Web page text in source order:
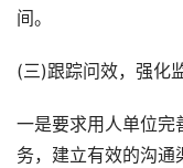
间。
(三)跟踪问效，强化
一是要求用人单位完
务，建立有效的沟通